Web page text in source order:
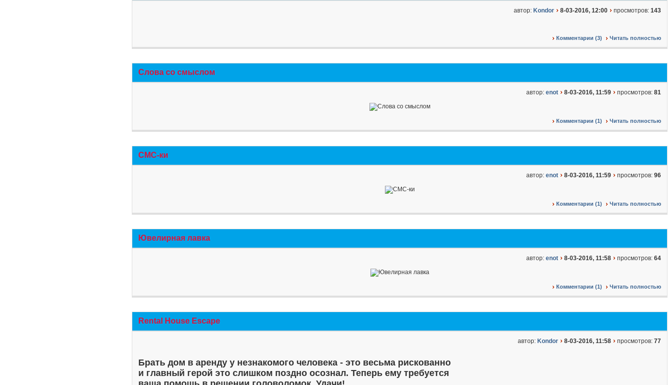
автор: Kondor 8-03-2016, 12:00 просмотров: 143
Комментарии (3) Читать полностью
Слова со смыслом
автор: enot 8-03-2016, 11:59 просмотров: 81
Комментарии (1) Читать полностью
СМС-ки
автор: enot 8-03-2016, 11:59 просмотров: 96
Комментарии (1) Читать полностью
Ювелирная лавка
автор: enot 8-03-2016, 11:58 просмотров: 64
Комментарии (1) Читать полностью
Rental House Escape
автор: Kondor 8-03-2016, 11:58 просмотров: 77
Брать дом в аренду у незнакомого человека - это весьма рискованно
и главный герой это слишком поздно осознал. Теперь ему требуется